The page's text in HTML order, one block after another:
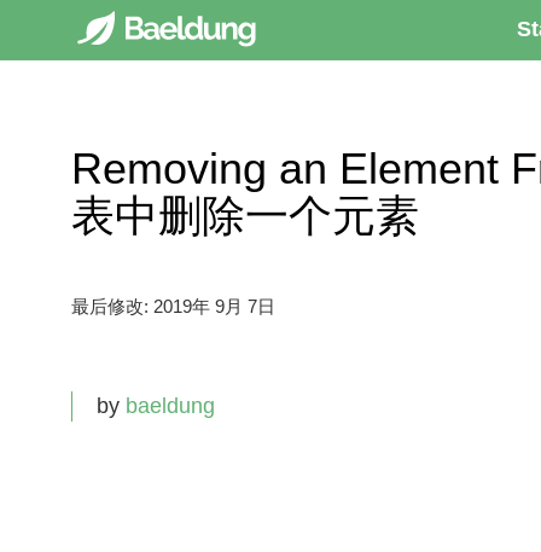
Removing an Element
表中删除一个元素
最后修改: 2019年 9月 7日
by baeldung